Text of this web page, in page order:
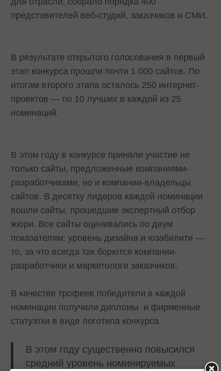
представителей веб-студий, заказчиков и СМИ.
В результате открытого голосования в первый
этап конкурса прошли почти 1 000 сайтов. По
итогам второго этапа осталось 250 интернет-
проектов — по 10 лучших в каждой из 25
номинаций.
В этом году в конкурсе приняли участие не
только сайты, предложенные компаниями-
разработчиками, но и компании-владельцы
сайтов. В десятку лидеров каждой номинации
вошли сайты, прошедшие экспертный отбор
жюри. Все сайты оценивались по двум
показателям: уровень дизайна и юзабилити —
то, за что всегда так борются компании-
разработчики и маркетологи заказчиков.
В качестве трофеев победители в каждой
номинации получили дипломы и фирменные
статуэтки в виде логотипа конкурса.
В этом году существенно повысился
средний уровень номинируемых